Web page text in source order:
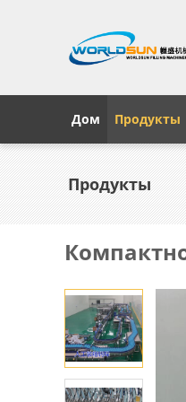
Дом Продукты
Продукты